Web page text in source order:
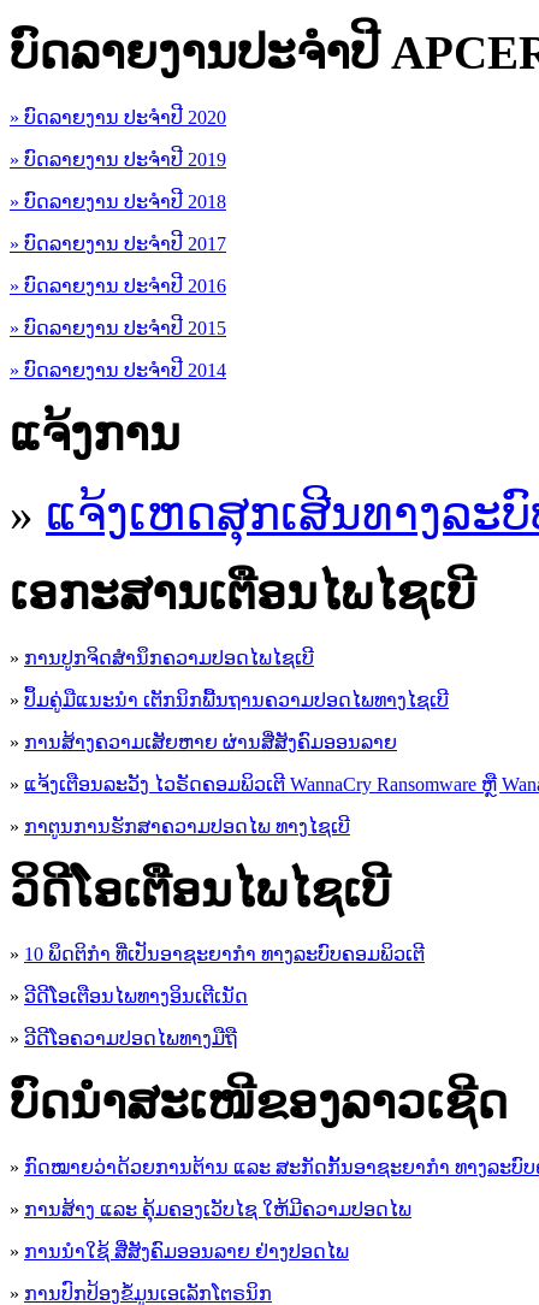
ບົດລາຍງານປະຈຳປີ
» ບົດລາຍງານ ປະຈຳປີ 2020
» ບົດລາຍງານ ປະຈຳປີ 2019
» ບົດລາຍງານ ປະຈຳປີ 2018
» ບົດລາຍງານ ປະຈຳປີ 2017
» ບົດລາຍງານ ປະຈຳປີ 2016
» ບົດລາຍງານ ປະຈຳປີ 2015
» ບົດລາຍງານ ປະຈຳປີ 2014
ແຈ້ງການ
» ແຈ້ງເຫດສຸກເສີນທາງລະ
ເອ​ກະ​ສານເຕືອນໄພໄຊເບີ
» ການປູກຈິດສໍານຶກຄວາມປອດໄພໄຊເບີ
» ປຶ້ມຄູ່ມືແນະນໍາ ເຕັກນິກພື້ນຖານຄວາມປອດໄພທາງໄຊເບີ
» ການສ້າງຄວາມເສັຍຫາຍ ຜ່ານສື່ສັງຄົມອອນລາຍ
» ແຈ້ງເຕືອນລະວັງ ໄວຣັດຄອມພິວເຕີ WannaCry Ransomware ຫຼື
» ກາຕູນການຮັກສາຄວາມປອດໄພ ທາງໄຊເບີ
ວິດີໂອເຕືອນໄພໄຊເບີ
» 10 ພຶດຕິກໍາ ທີ່ເປັນອາຊະຍາກໍາ ທາງລະບົບຄອມພິວເຕີ
» ວີດີໂອເຕືອນໄພທາງອິນເຕີເນັດ
» ວ​ີ​ດີ​ໂອ​ຄວາມ​ປອດ​ໄພ​ທາງ​ມື​ຖື
ບົດນຳສະເໜີຂອງລາວເຊີດ
» ກົດໝາຍວ່າດ້ວຍການຕ້ານ ແລະ ສະກັດກັ້ນອາຊະຍາກຳ ທາງລະບົບ
» ການສ້າງ ແລະ ຄຸ້ມຄອງເວັບໄຊ ໃຫ້ມີຄວາມປອດໄພ
» ການນຳໃຊ້ ສື່ສັງຄົມອອນລາຍ ຢ່າງປອດໄພ
» ການ​ປົກ​ປ້ອງ​ຂໍ້​ມູນ​ເອ​ເລັກ​ໂຕ​ຣ​ນິກ